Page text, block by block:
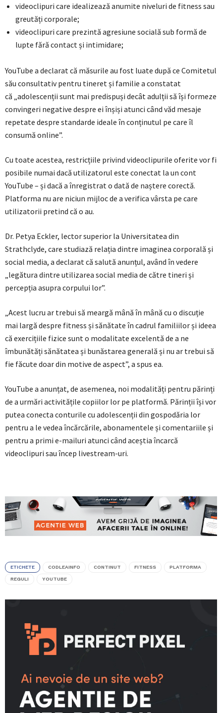
videoclipuri care idealizează anumite niveluri de fitness sau
greutăți corporale;
videoclipuri care prezintă agresiune socială sub formă de
lupte fără contact și intimidare;
YouTube a declarat că măsurile au fost luate după ce Comitetul
său consultativ pentru tineret și familie a constatat
că „adolescenții sunt mai predispuși decât adulții să își formeze
convingeri negative despre ei înșiși atunci când văd mesaje
repetate despre standarde ideale în conținutul pe care îl
consumă online”.
Cu toate acestea, restricțiile privind videoclipurile oferite vor fi
posibile numai dacă utilizatorul este conectat la un cont
YouTube – și dacă a înregistrat o dată de naștere corectă.
Platforma nu are niciun mijloc de a verifica vârsta pe care
utilizatorii pretind că o au.
Dr. Petya Eckler, lector superior la Universitatea din
Strathclyde, care studiază relația dintre imaginea corporală și
social media, a declarat că salută anunțul, având în vedere
„legătura dintre utilizarea social media de către tineri și
percepția asupra corpului lor”.
„Acest lucru ar trebui să meargă mână în mână cu o discuție
mai largă despre fitness și sănătate în cadrul familiilor și ideea
că exercițiile fizice sunt o modalitate excelentă de a ne
îmbunătăți sănătatea și bunăstarea generală și nu ar trebui să
fie făcute doar din motive de aspect”, a spus ea.
YouTube a anunțat, de asemenea, noi modalități pentru părinți
de a urmări activitățile copiilor lor pe platformă. Părinții își vor
putea conecta conturile cu adolescenții din gospodăria lor
pentru a le vedea încărcările, abonamentele și comentariile și
pentru a primi e-mailuri atunci când aceștia încarcă
videoclipuri sau încep livestream-uri.
ETICHETE CODLEAINFO CONTINUT FITNESS PLATFORMA
REGULI YOUTUBE